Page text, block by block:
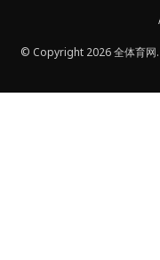
© Copyright 2026 全体育网.